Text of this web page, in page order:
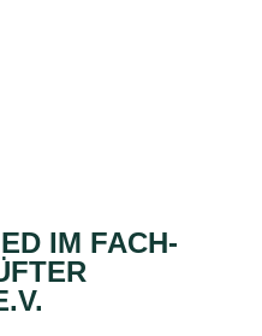
IM FACH­